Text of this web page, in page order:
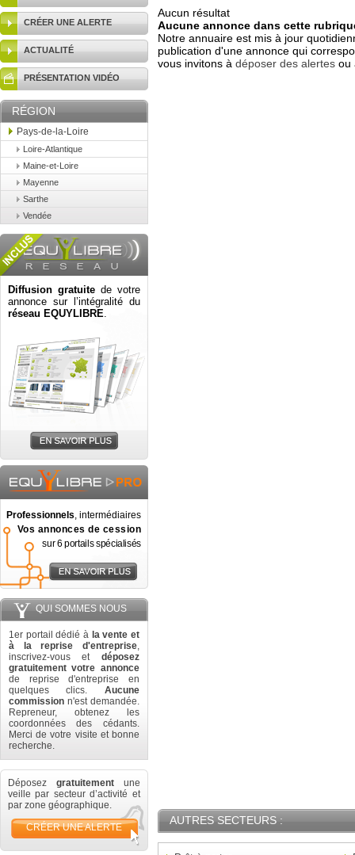
CRÉER UNE ALERTE
ACTUALITÉ
PRÉSENTATION VIDÉO
RÉGION
Pays-de-la-Loire
Loire-Atlantique
Maine-et-Loire
Mayenne
Sarthe
Vendée
Diffusion gratuite de votre
annonce sur l’intégralité du
réseau EQUYLIBRE.
Professionnels, intermédiaires
Vos annonces de cession
sur 6 portails spécialisés
QUI SOMMES NOUS
1er portail dédié à la vente et
à la reprise d'entreprise,
inscrivez-vous et déposez
gratuitement votre annonce
de reprise d'entreprise en
quelques clics. Aucune
commission n'est demandée.
Repreneur, obtenez les
coordonnées des cédants.
Merci de votre visite et bonne
recherche.
Déposez gratuitement une
veille par secteur d’activité et
par zone géographique.
CRÉER UNE ALERTE
Aucun résultat
Aucune annonce dans cette
Notre annuaire est mis à jour
publication d'une annonce qui
vous invitons à déposer des alertes ou
AUTRES SECTEURS :